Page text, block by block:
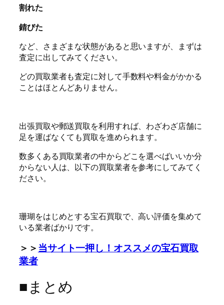
割れた
錆びた
など、さまざまな状態があると思いますが、まずは
査定に出してみてください。
どの買取業者も査定に対して手数料や料金がかかる
ことはほとんどありません。
出張買取や郵送買取を利用すれば、わざわざ店舗に
足を運ばなくても買取を進められます。
数多くある買取業者の中からどこを選べばいいか分
からない人は、以下の買取業者を参考にしてみてく
ださい。
珊瑚をはじめとする宝石買取で、高い評価を集めて
いる業者ばかりです。
＞＞当サイト一押し！オススメの宝石買取
業者
■まとめ